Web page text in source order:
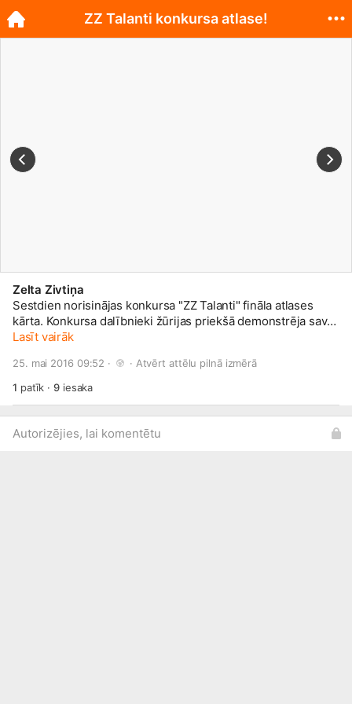
Zelta Zivtiņa
Sestdien norisinājas konkursa "ZZ Talanti" fināla atlases
kārta. Konkursa dalībnieki žūrijas priekšā demonstrēja savas
prasmes dziedāšanā, muzicēšanā, dejošanā, zīmēšanā,
Apsveicam talantīgos jauniešus, kuri jau 28. maijā cīnīsies
par galveno balvu - 1000 eiro sava talanta attīstīšanai.
Lasīt vairāk
25. mai 2016 09:52 · · Atvērt attēlu pilnā izmērā
1 patīk ·9iesaka
Autorizējies, lai komentētu
ZZ Talanti konkursa atlase!